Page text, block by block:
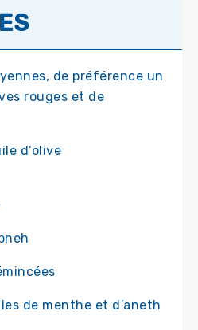
de préférence un
rouges et de
d’olive
de menthe et d’aneth